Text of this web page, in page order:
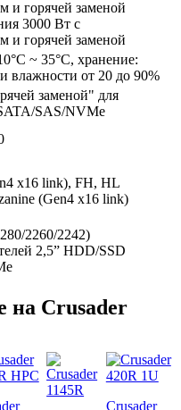
и горячей заменой
3000 Вт с
и горячей заменой
~ 35°C, хранение:
влажности от 20 до 90%
заменой" для
SAS/NVMe
x16 link), FH, HL
(Gen4 x16 link)
2260/2242)
2,5” HDD/SSD
на Crusader
Crusader